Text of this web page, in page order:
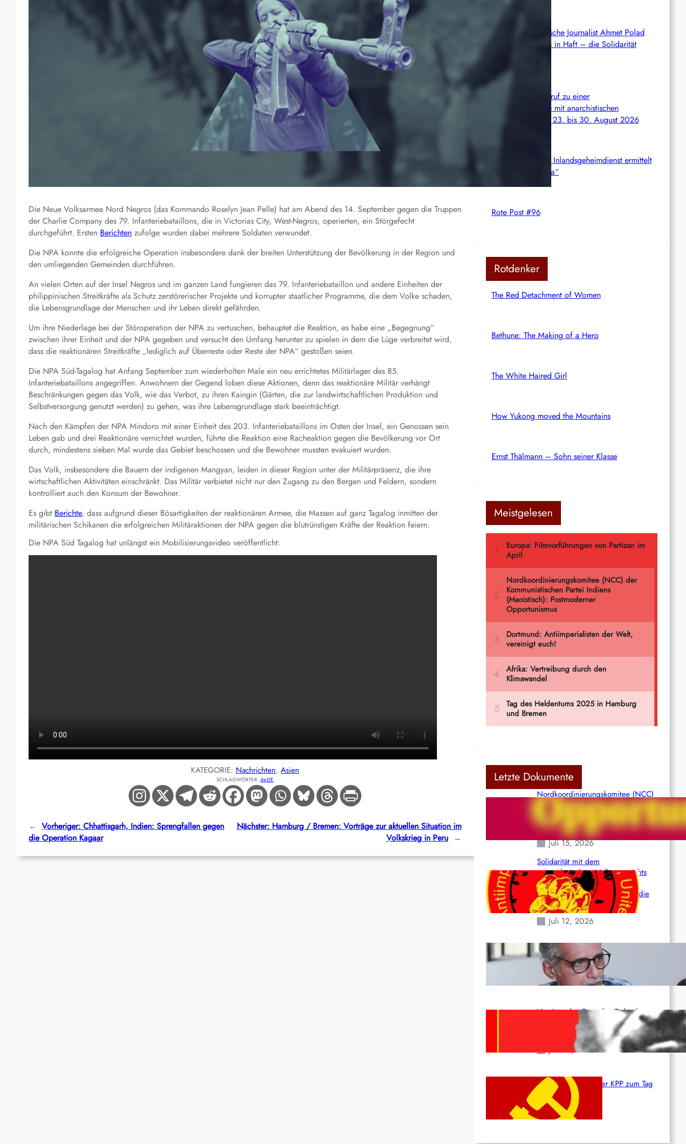
Die Neue Volksarmee Nord Negros (das Kommando Roselyn Jean Pelle) hat am Abend des 14. September gegen die Truppen
der Charlie Company des 79. Infanteriebataillons, die in Victorias City, West-Negros, operierten, ein Störgefecht
durchgeführt. Ersten Berichten zufolge wurden dabei mehrere Soldaten verwundet.
Die NPA konnte die erfolgreiche Operation insbesondere dank der breiten Unterstützung der Bevölkerung in der Region und
den umliegenden Gemeinden durchführen.
An vielen Orten auf der Insel Negros und im ganzen Land fungieren das 79. Infanteriebataillon und andere Einheiten der
philippinischen Streitkräfte als Schutz zerstörerischer Projekte und korrupter staatlicher Programme, die dem Volke schaden,
die Lebensgrundlage der Menschen und ihr Leben direkt gefährden.
Um ihre Niederlage bei der Störoperation der NPA zu vertuschen, behauptet die Reaktion, es habe eine „Begegnung“
zwischen ihrer Einheit und der NPA gegeben und versucht den Umfang herunter zu spielen in dem die Lüge verbreitet wird,
dass die reaktionären Streitkräfte „lediglich auf Überreste oder Reste der NPA“ gestoßen seien.
Die NPA Süd-Tagalog hat Anfang September zum wiederholten Male ein neu errichtetes Militärlager des 85.
Infanteriebataillons angegriffen. Anwohnern der Gegend loben diese Aktionen, denn das reaktionäre Militär verhängt
Beschränkungen gegen das Volk, wie das Verbot, zu ihren Kaingin (Gärten, die zur landwirtschaftlichen Produktion und
Selbstversorgung genutzt werden) zu gehen, was ihre Lebensgrundlage stark beeinträchtigt.
Nach den Kämpfen der NPA Mindoro mit einer Einheit des 203. Infanteriebataillons im Osten der Insel, ein Genossen sein
Leben gab und drei Reaktionäre vernichtet wurden, führte die Reaktion eine Racheaktion gegen die Bevölkerung vor Ort
durch, mindestens sieben Mal wurde das Gebiet beschossen und die Bewohner mussten evakuiert wurden.
Das Volk, insbesondere die Bauern der indigenen Mangyan, leiden in dieser Region unter der Militärpräsenz, die ihre
wirtschaftlichen Aktivitäten einschränkt. Das Militär verbietet nicht nur den Zugang zu den Bergen und Feldern, sondern
kontrolliert auch den Konsum der Bewohner.
Es gibt Berichte, dass aufgrund dieser Bösartigkeiten der reaktionären Armee, die Massen auf ganz Tagalog inmitten der
militärischen Schikanen die erfolgreichen Militäraktionen der NPA gegen die blutrünstigen Kräfte der Reaktion feiern.
Die NPA Süd Tagalog hat unlängst ein Mobilisierungsvideo veröffentlicht:
KATEGORIE: Nachrichten, Asien
SCHLAGWÖRTER: de-DE
← Vorheriger: Chhattisgarh, Indien: Sprengfallen gegen
die Operation Kagaar
Nächster: Hamburg / Bremen: Vorträge zur aktuellen Situation im
Volkskrieg in Peru →
Syrien: Der kurdische Journalist Ahmet Polad
ist seit 200 Tagen in Haft – die Solidarität
International: Aufruf zu einer
Solidaritätswoche mit anarchistischen
Gefangenen vom 23. bis 30. August 2026
Deutschland: Der Inlandsgeheimdienst ermittelt
gegen „Prosfygika“
Rote Post #96
Rotdenker
The Red Detachment of Women
Bethune: The Making of a Hero
The White Haired Girl
How Yukong moved the Mountains
Ernst Thälmann – Sohn seiner Klasse
Meistgelesen
Letzte Dokumente
Nordkoordinierungskomitee (NCC)
der Kommunistischen Partei Indiens
(Maoistisch): Postmoderner
Opportunismus
Juli 15, 2026
Solidarität mit dem
venezolanischem Volk angesichts
der verlorenen Leben und der
katastrophalen Situation durch die
Erdbeben des 24. Juni!
Juli 12, 2026
Indien: „Die Politik der
Kapitulation“ von K. Murali (Ajith)
Juli 1, 2026
Vorsitzender Gonzalo: Gebt das
Leben für die Partei und die
Juni 19, 2026
Beschluss des ZK der KPP zum Tag
des Heldentums
Juni 19, 2026